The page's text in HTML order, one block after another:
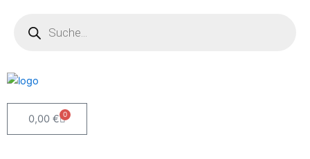
springen
0,00 € 0
Warenkorb